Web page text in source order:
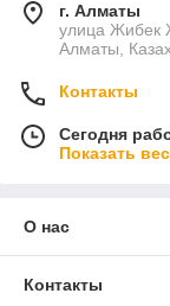
г. Алматы
улица Жибек
Алматы,
Контакты
Сегодня
Показать
О нас
Контакты